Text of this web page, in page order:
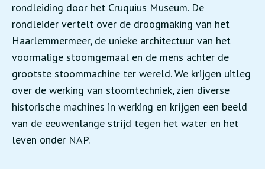
rondleiding door het Cruquius Museum. De
rondleider vertelt over de droogmaking van het
Haarlemmermeer, de unieke architectuur van het
voormalige stoomgemaal en de mens achter de
grootste stoommachine ter wereld. We krijgen uitleg
over de werking van stoomtechniek, zien diverse
historische machines in werking en krijgen een beeld
van de eeuwenlange strijd tegen het water en het
leven onder NAP.